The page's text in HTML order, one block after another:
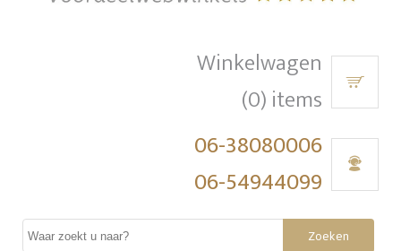
Winkelwagen
(0) items
06-38080006
06-54944099
Zoeken